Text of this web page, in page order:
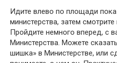
Идите влево по площади
министерства, затем
Пройдите немного вперед, с
Министерства. Можете
шишка» в Министерстве, или